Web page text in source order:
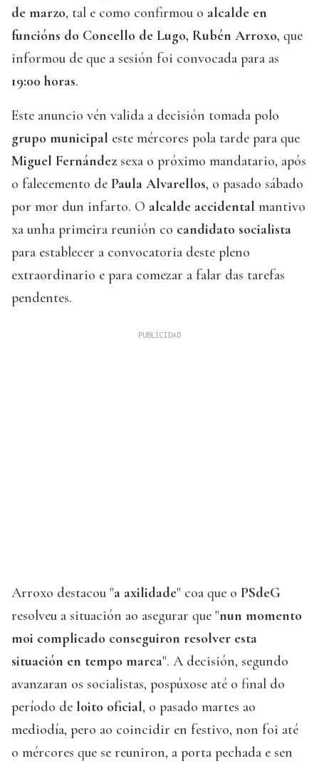
de marzo, tal e como confirmou o alcalde en
funcións do Concello de Lugo, Rubén Arroxo, que
informou de que a sesión foi convocada para as
19:00 horas.
Este anuncio vén valida a decisión tomada polo
grupo municipal este mércores pola tarde para que
Miguel Fernández sexa o próximo mandatario, após
o falecemento de Paula Alvarellos, o pasado sábado
por mor dun infarto. O alcalde accidental mantivo
xa unha primeira reunión co candidato socialista
para establecer a convocatoria deste pleno
extraordinario e para comezar a falar das tarefas
pendentes.
Arroxo destacou "a axilidade" coa que o PSdeG
resolveu a situación ao asegurar que "nun momento
moi complicado conseguiron resolver esta
situación en tempo marca". A decisión, segundo
avanzaran os socialistas, pospúxose até o final do
período de loito oficial, o pasado martes ao
mediodía, pero ao coincidir en festivo, non foi até
o mércores que se reuniron, a porta pechada e sen